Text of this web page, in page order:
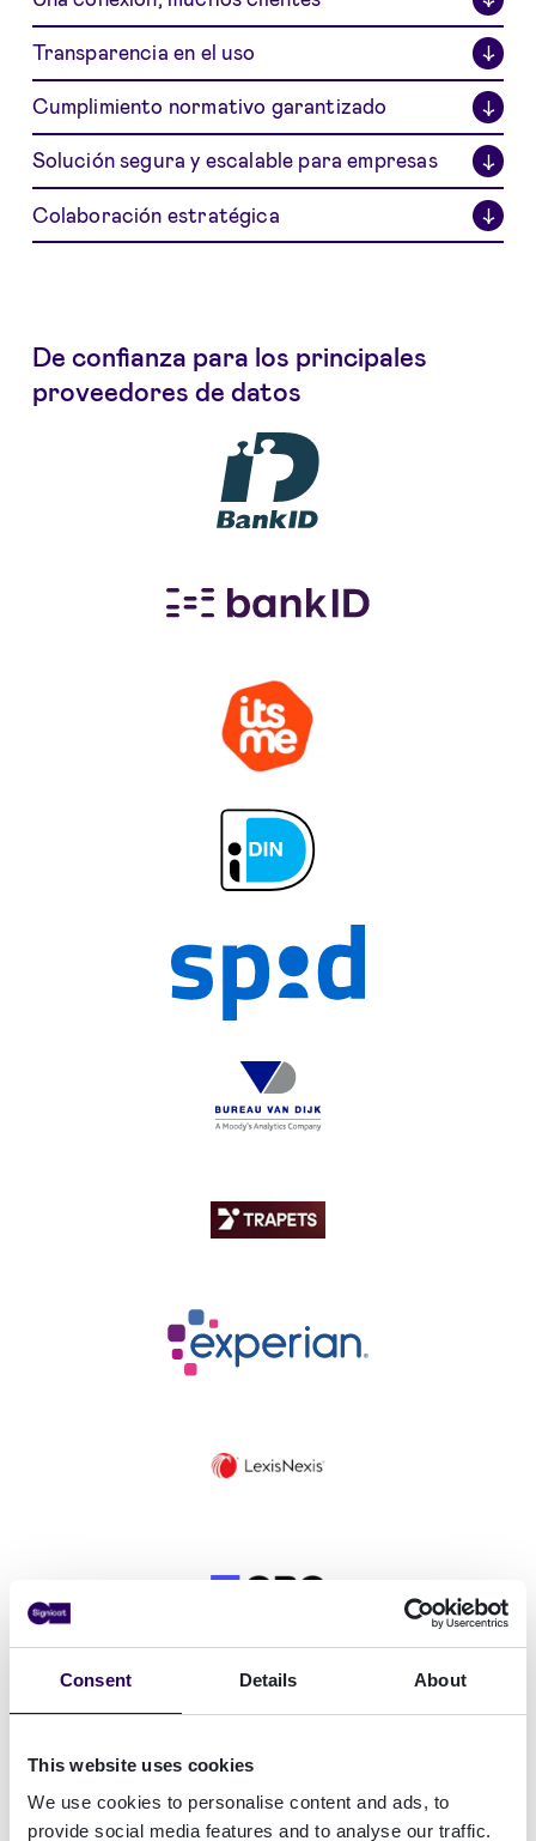
Consent Details About
This website uses cookies
We use cookies to personalise content and ads, to
provide social media features and to analyse our traffic.
Transparencia en el uso ↓
Cumplimiento normativo garantizado ↓
Solución segura y escalable para empresas ↓
Colaboración estratégica ↓
De confianza para los principales
proveedores de datos
Gbg primary
Bisnode Logo svg